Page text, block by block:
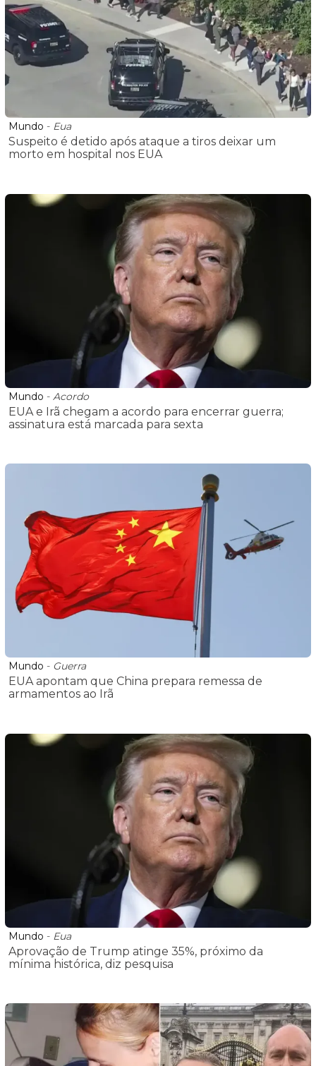
Mundo - Eua
Suspeito é detido após ataque a tiros deixar um
morto em hospital nos EUA
Mundo - Acordo
EUA e Irã chegam a acordo para encerrar guerra;
assinatura está marcada para sexta
Mundo - Guerra
EUA apontam que China prepara remessa de
armamentos ao Irã
Mundo - Eua
Aprovação de Trump atinge 35%, próximo da
mínima histórica, diz pesquisa